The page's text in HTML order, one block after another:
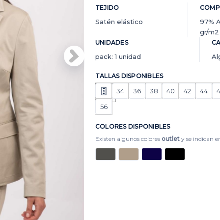
TEJIDO
Satén elástico
97%
gr/m2
UNIDADES
pack: 1 unidad
TALLAS DISPONIBLES
34 36 38 40 42 44
56
COLORES DISPONIBLES
Existen algunos colores outlet y se indican